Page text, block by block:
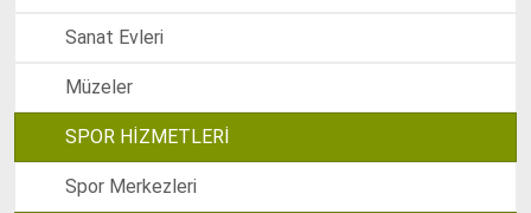
Sanat Evleri
Müzeler
SPOR HİZMETLERİ
Spor Merkezleri